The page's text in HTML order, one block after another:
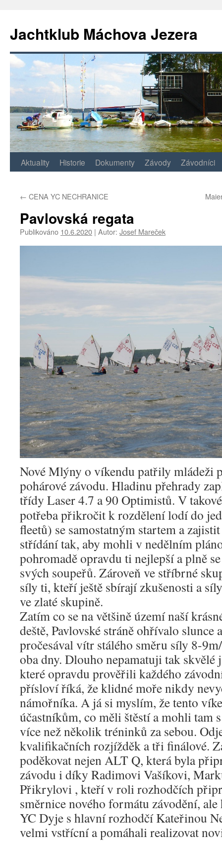
Jachtklub Máchova Jezera
Přejít
obsahu
webu
Aktuality Historie Dokumenty Závody Závodníci
← CENA YC NECHRANICE
Pavlovská regata
Publikováno 10.6.2020 | Autor: Josef Mareček
Nové Mlýny o víkendu patřily mládeži
pohárové závodu. Hladinu přehrady
třídy Laser 4.7 a 90 Optimistů. V
potřeba přikročit k rozdělení lodí do
fleetů) se samostatným startem a
střídání tak, aby mohli v nedělním
pohromadě opravdu ti nejlepší a plně
svých soupeřů. Zároveň ve stříbrné
síly ti, kteří ještě sbírají zkušenosti a
ve zlaté skupině.
Zatím co se na většině území naší
deště, Pavlovské stráně ohřívalo slunce
pročesával vítr stálého směru síly 8-
oba dny. Dlouho nepamatuji tak skvělé
které opravdu prověřili každého
přísloví říká, že klidné moře nikdy
námořníka. A já si myslím, že tento
účastníkům, co měli štěstí a mohli tam
více než několik tréninků za sebou.
kvalifikačních rozjížděk a tři finálové.
poděkovat nejen ALT Q, která byla
závodu i díky Radimovi Vašíkovi,
Přikrylovi , kteří v roli rozhodčích
směrnice nového formátu závodění,
YC Dyje s hlavní rozhodčí Kateřinou
velmi vstřícní a pomáhali realizovat